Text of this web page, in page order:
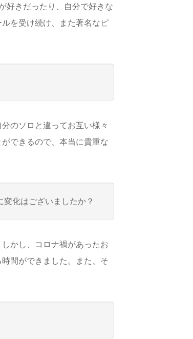
好きだったり、自分で好きな
を受け続け、また著名なピ
のソロと違ってお互い様々
できるので、本当に貴重な
化はございましたか？
かし、コロナ禍があったお
間ができました。また、そ